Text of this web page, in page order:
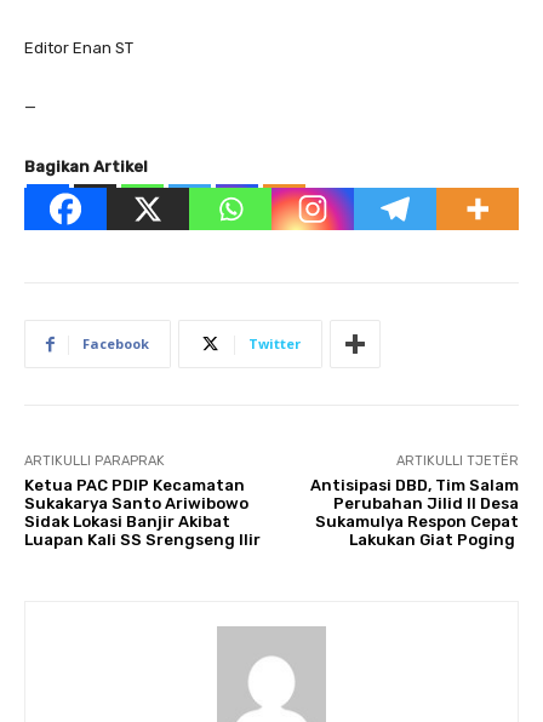
Editor Enan ST
—
Bagikan Artikel
Facebook Twitter
ARTIKULLI PARAPRAK
Ketua PAC PDIP Kecamatan
Sukakarya Santo Ariwibowo
Sidak Lokasi Banjir Akibat
Luapan Kali SS Srengseng Ilir
ARTIKULLI TJETËR
Antisipasi DBD, Tim Salam
Perubahan Jilid II Desa
Sukamulya Respon Cepat
Lakukan Giat Poging